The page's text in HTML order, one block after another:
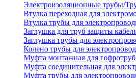
Электроизоляционные трубы/
Втулка переходная для
Втулка трубы для
Заглушка для труб защиты
Заглушка трубы для
Колено трубы для
Муфта монтажная для гофротруб
Муфта соединительная для
Муфта трубы для